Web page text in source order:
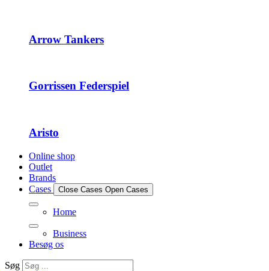
Arrow Tankers
Gorrissen Federspiel
Aristo
Online shop
Outlet
Brands
Cases
Close Cases Open Cases
Home
Business
Besøg os
Søg